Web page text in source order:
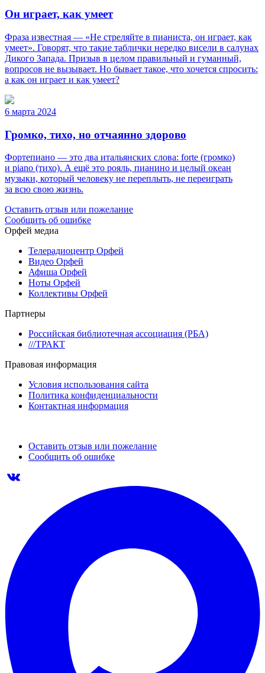
Он играет, как умеет
Фраза известная — «Не стреляйте в пианиста, он играет, как
умеет». Говорят, что такие таблички нередко висели в салунах
Дикого Запада. Призыв в целом правильный и гуманный,
вопросов не вызывает. Но бывает такое, что хочется спросить:
а как он играет и как умеет?
6 марта 2024
Громко, тихо, но отчаянно здорово
Фортепиано — это два итальянских слова: forte (громко)
и piano (тихо). А ещё это рояль, пианино и целый океан
музыки, который человеку не переплыть, не переиграть
за всю свою жизнь.
Оставить отзыв или пожелание
Сообщить об ошибке
Орфей медиа
Телерадиоцентр Орфей
Видео Орфей
Афиша Орфей
Ноты Орфей
Коллективы Орфей
Партнеры
Российская библиотечная ассоциация (РБА)
///ТРАКТ
Правовая информация
Условия использования сайта
Политика конфиденциальности
Контактная информация
Оставить отзыв или пожелание
Сообщить об ошибке